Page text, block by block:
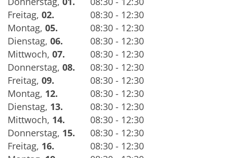
Freitag, 02.
08:30 - 12:30
Montag, 05.
08:30 - 12:30
Dienstag, 06.
08:30 - 12:30
Mittwoch, 07.
08:30 - 12:30
Donnerstag, 08.
08:30 - 12:30
Freitag, 09.
08:30 - 12:30
Montag, 12.
08:30 - 12:30
Dienstag, 13.
08:30 - 12:30
Mittwoch, 14.
08:30 - 12:30
Donnerstag, 15.
08:30 - 12:30
Freitag, 16.
08:30 - 12:30